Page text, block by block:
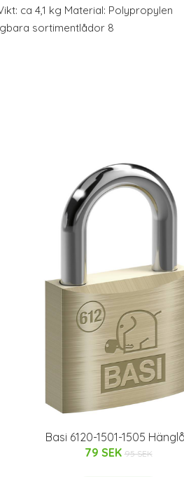
ca 4,1 kg Material: Polypropylen
sortimentlådor 8
Basi 6120-1501-1505
79 SEK 95 SEK